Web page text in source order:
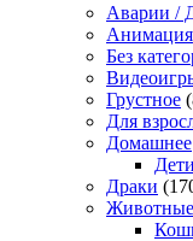
Аварии /
Анимация
Без
Грустное
Для
Домашнее
Дети
Драки
Животные